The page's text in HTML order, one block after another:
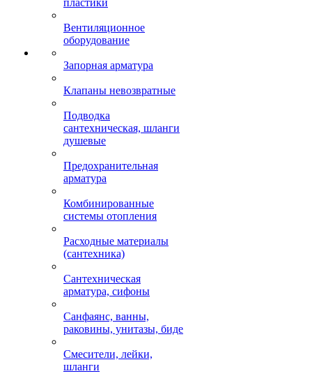
пластики
Вентиляционное
оборудование
Запорная арматура
Клапаны невозвратные
Подводка
сантехническая, шланги
душевые
Предохранительная
арматура
Комбинированные
системы отопления
Расходные материалы
(сантехника)
Сантехническая
арматура, сифоны
Санфаянс, ванны,
раковины, унитазы, биде
Смесители, лейки,
шланги